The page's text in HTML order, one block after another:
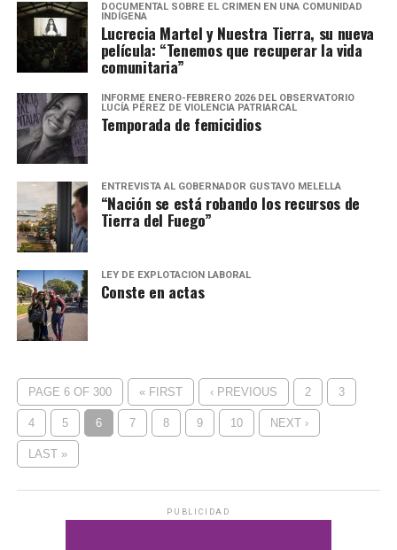
DOCUMENTAL SOBRE EL CRIMEN EN UNA COMUNIDAD
INDÍGENA
Lucrecia Martel y Nuestra Tierra, su nueva
película: “Tenemos que recuperar la vida
comunitaria”
INFORME ENERO-FEBRERO 2026 DEL OBSERVATORIO
LUCÍA PÉREZ DE VIOLENCIA PATRIARCAL
Temporada de femicidios
ENTREVISTA AL GOBERNADOR GUSTAVO MELELLA
“Nación se está robando los recursos de
Tierra del Fuego”
LEY DE EXPLOTACIÓN LABORAL
Conste en actas
PAGE 6 OF 300 « FIRST ‹ PREVIOUS 2 3
4 5 6 7 8 9 10 NEXT ›
LAST »
PUBLICIDAD